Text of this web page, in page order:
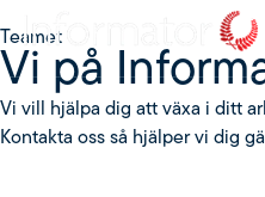
Teamet
Vi på
Vi vill hjälpa dig att växa i ditt
Kontakta oss så hjälper vi dig